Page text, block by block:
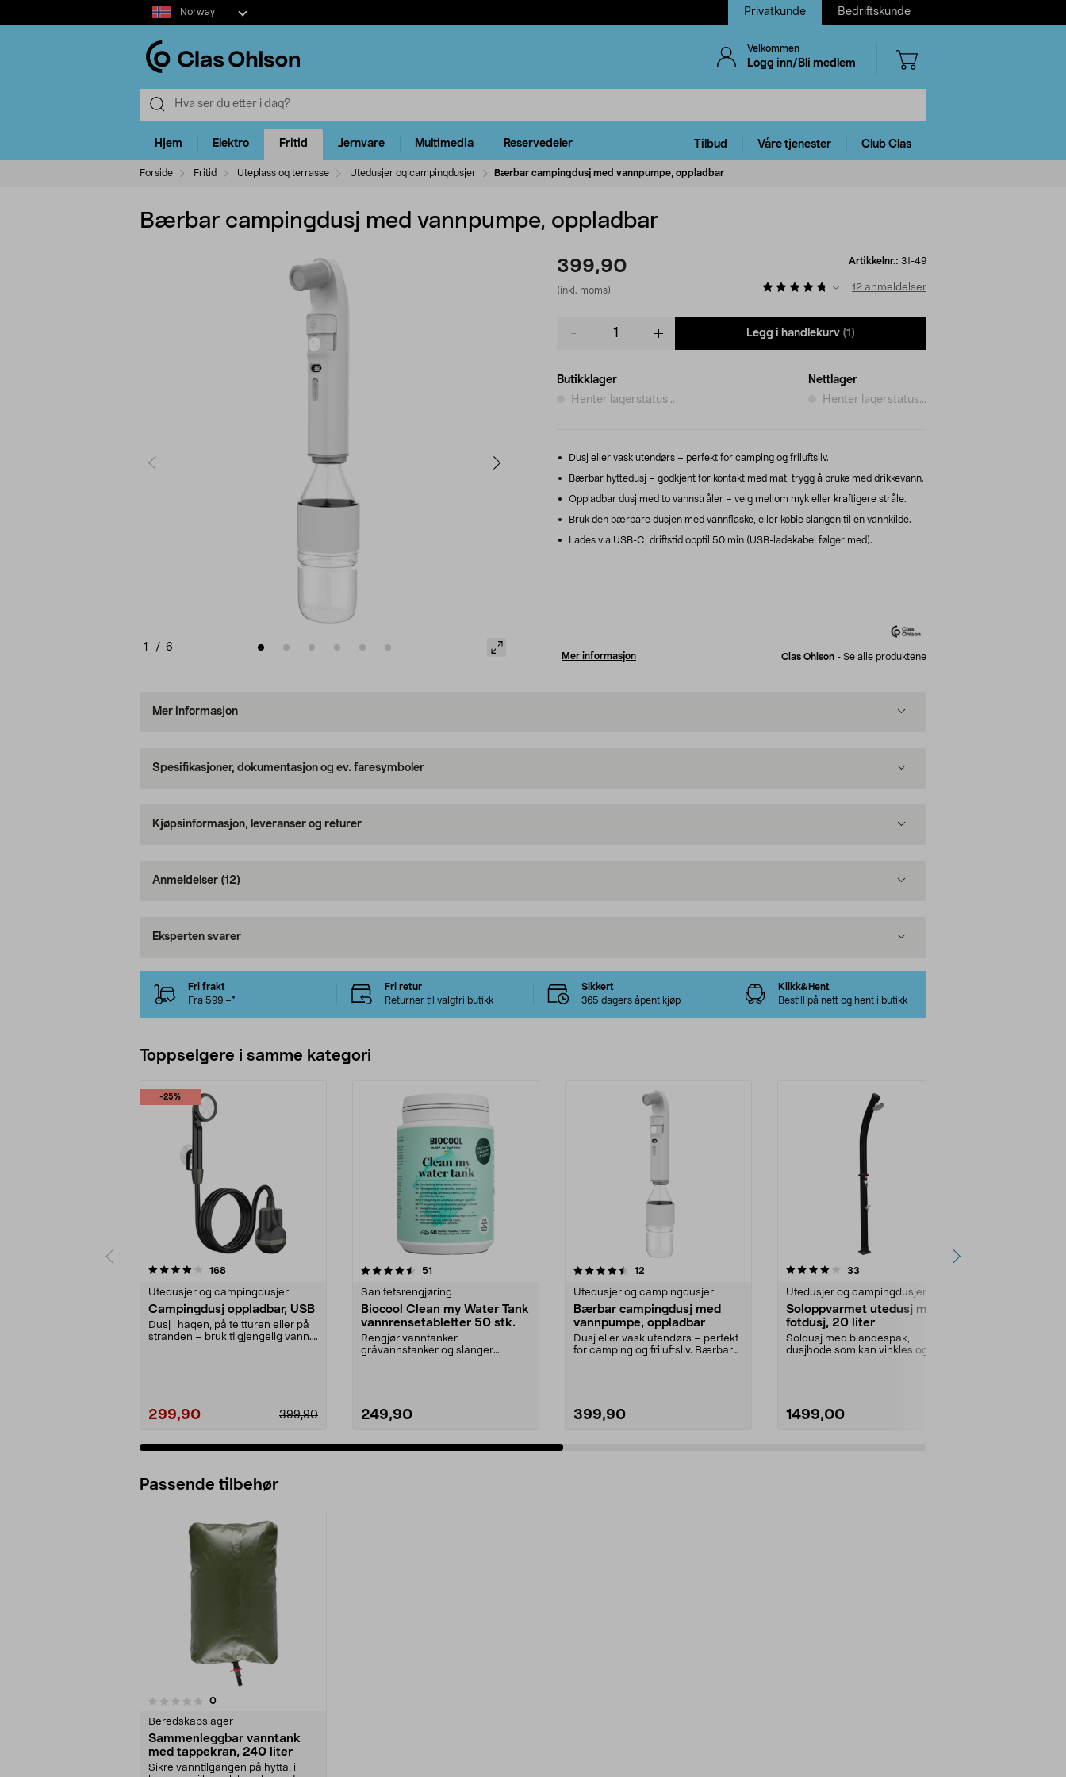
Select
market
Norway Privatkunde Bedriftskunde
Velkommen
Logg inn/Bli medlem
Hjem Elektro Fritid Jernvare Multimedia Reservedeler Tilbud Våre tjenester Club Clas
Forside Fritid Uteplass og terrasse Utedusjer og campingdusjer Bærbar campingdusj med vannpumpe, oppladbar
Bærbar campingdusj med vannpumpe, oppladbar
1 / 6
399,90
(inkl. moms)
Artikkelnr.: 31-49
12 anmeldelser
Legg i handlekurv (1)
Butikklager
Henter lagerstatus...
Nettlager
Henter lagerstatus...
Dusj eller vask utendørs – perfekt for camping og friluftsliv.
Bærbar hyttedusj – godkjent for kontakt med mat, trygg å bruke med drikkevann.
Oppladbar dusj med to vannstråler – velg mellom myk eller kraftigere stråle.
Bruk den bærbare dusjen med vannflaske, eller koble slangen til en vannkilde.
Lades via USB-C, driftstid opptil 50 min (USB-ladekabel følger med).
Mer informasjon Clas Ohlson - Se alle produktene
Mer informasjon
Spesifikasjoner, dokumentasjon og ev. faresymboler
Kjøpsinformasjon, leveranser og returer
Anmeldelser (12)
Eksperten svarer
Fri frakt
Fra 599,–*
Fri retur
Returner til valgfri butikk
Sikkert
365 dagers åpent kjøp
Klikk&Hent
Bestill på nett og hent i butikk
Toppselgere i samme kategori
-25%
168anmeldelser
Utedusjer og campingdusjer
Campingdusj oppladbar, USB
Dusj i hagen, på teltturen eller på
stranden – bruk tilgjengelig vann.
299,90 399,90
4.5 av 5 stjerner 51
Sanitetsrengjøring
Biocool Clean my Water Tank
vannrensetabletter 50 stk.
Rengjør vanntanker,
gråvannstanker og slanger
249,90
4.5 av 5 stjerner 12
Utedusjer og campingdusjer
Bærbar campingdusj med
vannpumpe, oppladbar
Dusj eller vask utendørs – perfekt
for camping og friluftsliv. Bærbar
399,90
4.0 av 5 stjerner 33
Utedusjer og campingdusjer
Soloppvarmet utedusj med
fotdusj, 20 liter
Soldusj med blandespak,
dusjhode som kan vinkles og kald
1499,00
4.0 av 5 stjerner
Passende tilbehør
0anmeldelser
Beredskapslager
Sammenleggbar vanntank
med tappekran, 240 liter
Sikre vanntilgangen på hytta, i